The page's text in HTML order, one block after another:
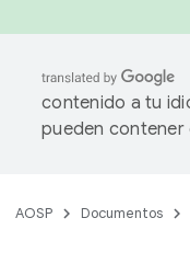
contenido a tu
pueden contener
AOSP Documentos